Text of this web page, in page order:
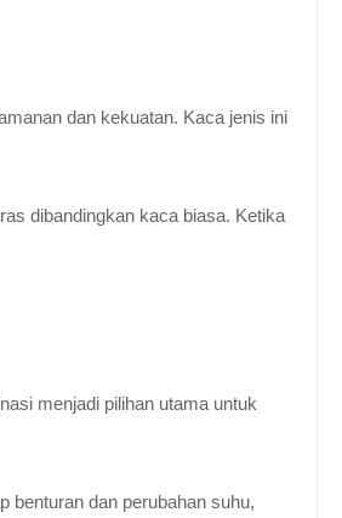
dan kekuatan. Kaca jenis ini
dibandingkan kaca biasa. Ketika
menjadi pilihan utama untuk
benturan dan perubahan suhu,